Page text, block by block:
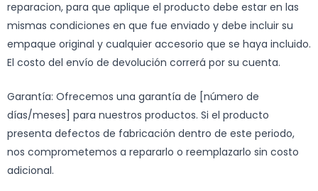
reparacion, para que aplique el producto debe estar en las
mismas condiciones en que fue enviado y debe incluir su
empaque original y cualquier accesorio que se haya incluido.
El costo del envío de devolución correrá por su cuenta.
Garantía: Ofrecemos una garantía de [número de
días/meses] para nuestros productos. Si el producto
presenta defectos de fabricación dentro de este periodo,
nos comprometemos a repararlo o reemplazarlo sin costo
adicional.